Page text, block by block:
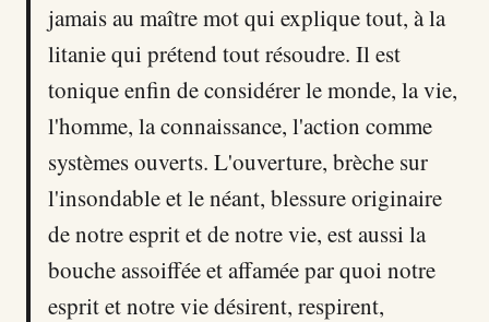
jamais au maître mot qui explique tout, à la
litanie qui prétend tout résoudre. Il est
tonique enfin de considérer le monde, la vie,
l'homme, la connaissance, l'action comme
systèmes ouverts. L'ouverture, brèche sur
l'insondable et le néant, blessure originaire
de notre esprit et de notre vie, est aussi la
bouche assoiffée et affamée par quoi notre
esprit et notre vie désirent, respirent,